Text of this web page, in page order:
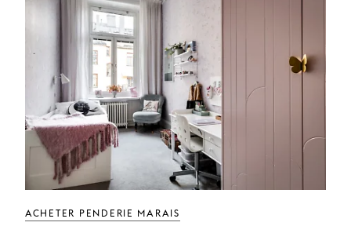
ACHETER PENDERIE MARAIS